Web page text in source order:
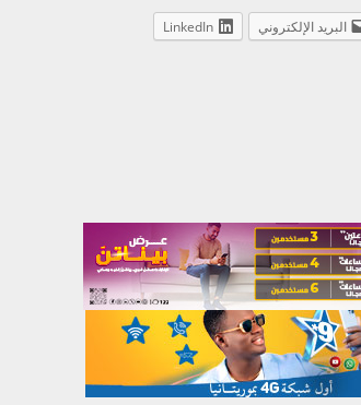
البريد الإلكتروني LinkedIn